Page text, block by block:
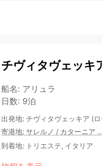
チヴィタヴェッキ
船名: アリュラ
日数: 9泊
出発地: チヴィタヴェッキア (
寄港地: サレルノ / カターニア …
到着地: トリエステ, イタリア